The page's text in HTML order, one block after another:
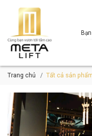
Trang chủ Tất cả sản